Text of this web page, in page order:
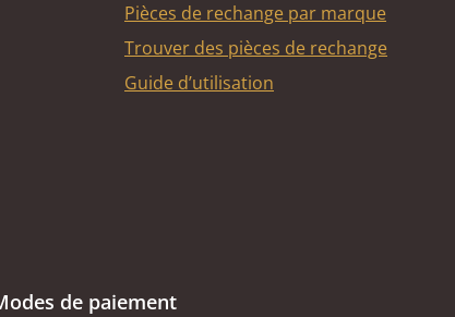
Pièces de rechange par marque
Trouver des pièces de rechange
Guide d’utilisation
de paiement